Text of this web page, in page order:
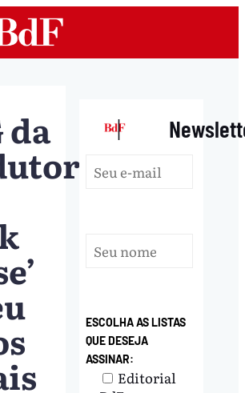
da |
ESCOLHA AS LISTAS
QUE DESEJA
ASSINAR:
Editorial